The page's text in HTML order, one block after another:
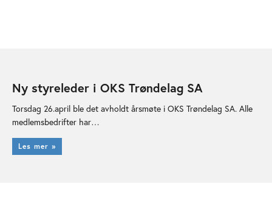
Ny styreleder i OKS Trøndelag SA
Torsdag 26.april ble det avholdt årsmøte i OKS Trøndelag SA. Alle
medlemsbedrifter har…
Les mer »